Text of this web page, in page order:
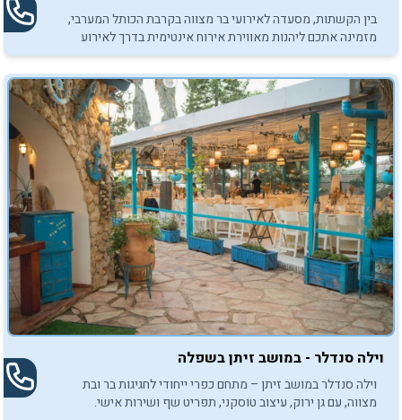
בין הקשתות, מסעדה לאירועי בר מצווה בקרבת הכותל המערבי,
מזמינה אתכם ליהנות מאווירת אירוח אינטימית בדרך לאירוע
אותנטי, מרגש ובלתי נשכח.
וילה סנדלר - במושב זיתן בשפלה
וילה סנדלר במושב זיתן – מתחם כפרי ייחודי לחגיגות בר ובת
מצווה, עם גן ירוק, עיצוב טוסקני, תפריט שף ושירות אישי.